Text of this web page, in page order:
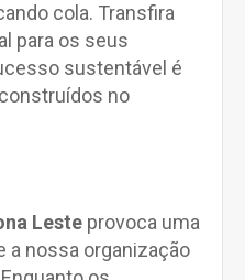
cola. Transfira
para os seus
sustentável é
no
Leste provoca uma
a nossa organização